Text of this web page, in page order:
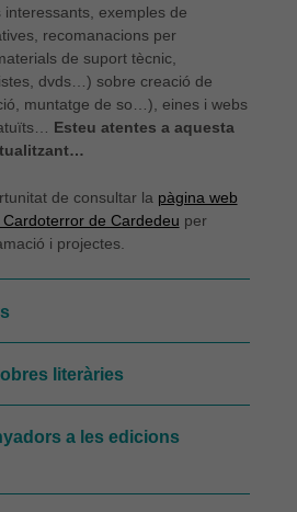
exemples de
recomanacions per
de suport tècnic,
dvds…) sobre creació de
muntatge de so…), eines i webs
Esteu atentes a aquesta
de consultar la pàgina web
de Cardedeu per
i projectes.
literàries
a les edicions